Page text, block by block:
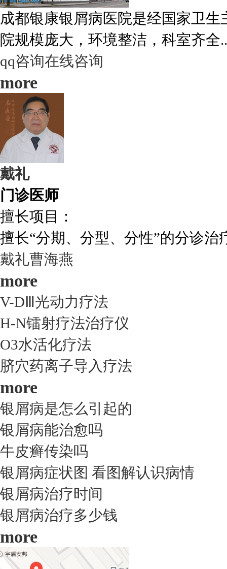
成都银康银屑病医院是经国家卫
院规模庞大，环境整洁，科室齐全
qq咨询在线咨询
more
戴礼
门诊医师
擅长项目：
擅长“分期、分型、分性”的分诊治
戴礼曹海燕
more
V-DⅢ光动力疗法
H-N镭射疗法治疗仪
O3水活化疗法
脐穴药离子导入疗法
more
银屑病是怎么引起的
银屑病能治愈吗
牛皮癣传染吗
银屑病症状图 看图解认识病情
银屑病治疗时间
银屑病治疗多少钱
more